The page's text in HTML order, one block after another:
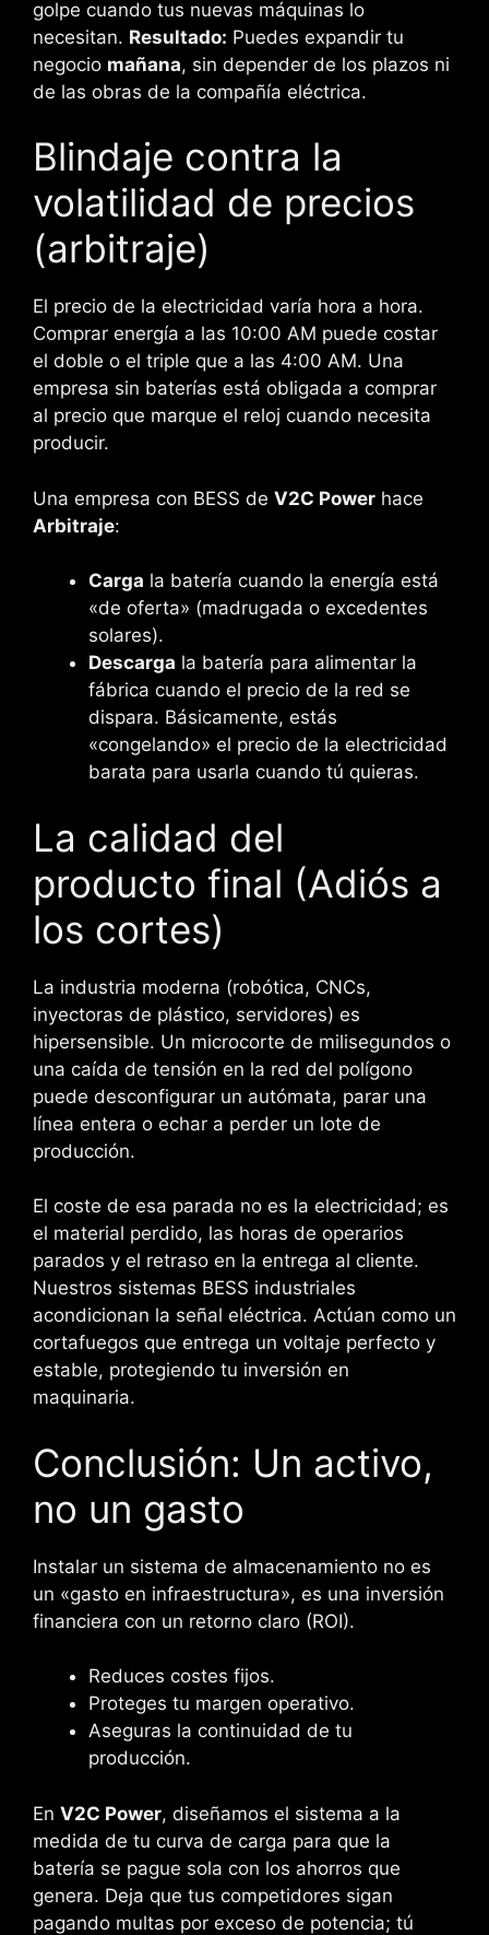
golpe cuando tus nuevas máquinas lo
necesitan. Resultado: Puedes expandir tu
negocio mañana, sin depender de los plazos ni
de las obras de la compañía eléctrica.
Blindaje contra la
volatilidad de precios
(arbitraje)
El precio de la electricidad varía hora a hora.
Comprar energía a las 10:00 AM puede costar
el doble o el triple que a las 4:00 AM. Una
empresa sin baterías está obligada a comprar
al precio que marque el reloj cuando necesita
producir.
Una empresa con BESS de V2C Power hace
Arbitraje:
Carga la batería cuando la energía está
«de oferta» (madrugada o excedentes
solares).
Descarga la batería para alimentar la
fábrica cuando el precio de la red se
dispara. Básicamente, estás
«congelando» el precio de la electricidad
barata para usarla cuando tú quieras.
La calidad del
producto final (Adiós a
los cortes)
La industria moderna (robótica, CNCs,
inyectoras de plástico, servidores) es
hipersensible. Un microcorte de milisegundos o
una caída de tensión en la red del polígono
puede desconfigurar un autómata, parar una
línea entera o echar a perder un lote de
producción.
El coste de esa parada no es la electricidad; es
el material perdido, las horas de operarios
parados y el retraso en la entrega al cliente.
Nuestros sistemas BESS industriales
acondicionan la señal eléctrica. Actúan como un
cortafuegos que entrega un voltaje perfecto y
estable, protegiendo tu inversión en
maquinaria.
Conclusión: Un activo,
no un gasto
Instalar un sistema de almacenamiento no es
un «gasto en infraestructura», es una inversión
financiera con un retorno claro (ROI).
Reduces costes fijos.
Proteges tu margen operativo.
Aseguras la continuidad de tu
producción.
En V2C Power, diseñamos el sistema a la
medida de tu curva de carga para que la
batería se pague sola con los ahorros que
genera. Deja que tus competidores sigan
pagando multas por exceso de potencia; tú